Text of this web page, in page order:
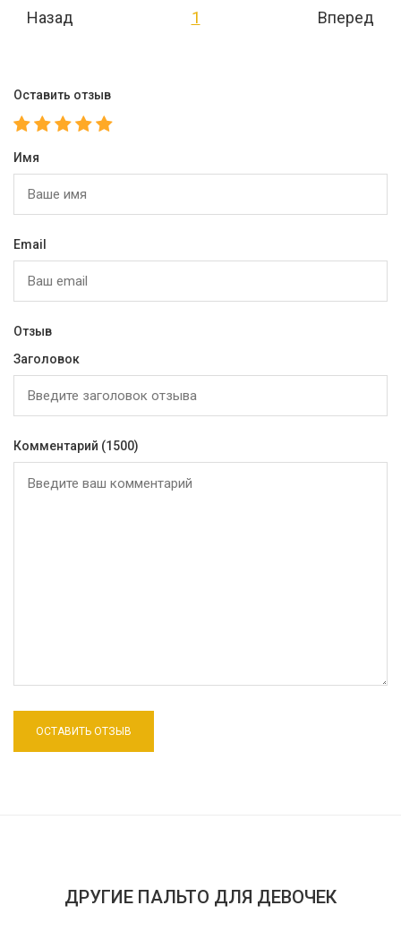
Назад 1 Вперед
Оставить отзыв
Имя
Email
Отзыв
Заголовок
Комментарий (1500)
ДРУГИЕ ПАЛЬТО ДЛЯ ДЕВОЧЕК